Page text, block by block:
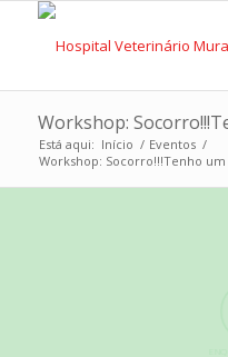
Workshop:
Está aqui: Início / Eventos /
Workshop: Socorro!!!Tenho